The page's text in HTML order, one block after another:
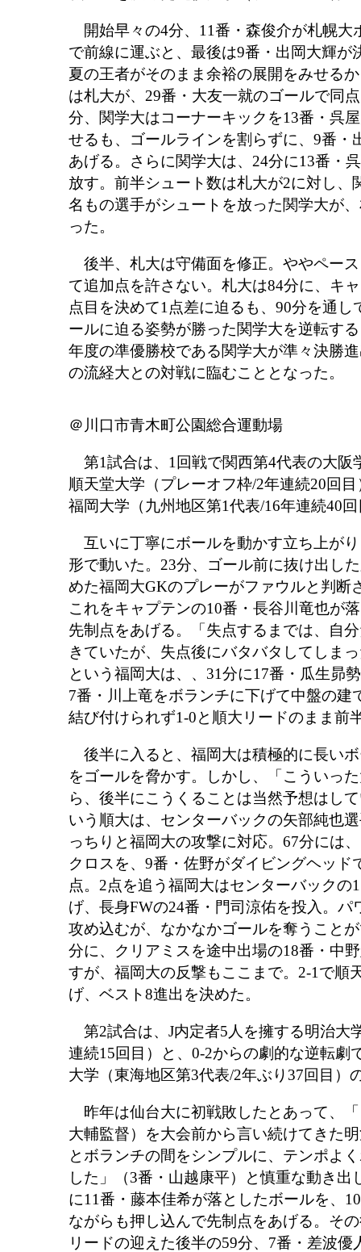
開始早々の4分、11番・森俊介が札幌大
で前線に運ぶと、最後は9番・出岡大輝が
夏の王者がそのまま余裕の展開をみせる
は札大が、29番・大友一就のゴールで同
分、関学大はコーナーキックを13番・呉
せるも、ゴールラインを割らずに、9番・
あげる。さらに関学大は、24分に13番・
放す。前半シュート数は札大が2に対し、
名もの選手がシュートを放った関学大が
った。
後半、札大は守備面を修正。ややペー
て追加点を許さない。札大は84分に、キ
点目を決めて1点差に迫るも、90分を通し
ールに迫る姿勢が勝った関学大を逆転す
年度の準優勝校である関学大が準々決勝
の流経大との対戦に臨むこととなった。
＠川口市青木町公園総合運動場
第1試合は、1回戦で関西第4代表の大阪
順天堂大学（プレーオフ枠/2年連続20回
福岡大学（九州地区第1代表/16年連続40
互いに丁寧にボールを動かす立ち上が
形で動いた。23分、ゴール前に抜け出し
めた福岡大GKのプレーがファウルと判断
これをキャプテンの10番・長谷川竜也が
先制点をあげる。「失点するまでは、自
きていたが、失点後にバタバタしてしま
という福岡大は、、31分に17番・瓜生昴
7番・川上竜をボランチに下げて中盤の建
結び付けられず1-0と順大リードのまま前
後半に入ると、福岡大は積極的に長い
をゴールを脅かす。しかし、「こういっ
ら、後半にこうくることは当然予想はし
いう順大は、センターバックの矢部純也
っちりと福岡大の攻撃に対応。67分には
クロスを、9番・佐野がダイビングヘッド
点。2点を追う福岡大はセンターバックの
げ、長身FWの24番・門司涼佑を投入。パ
攻め込むが、なかなかゴールを奪うこと
分に、クリアミスを途中出場の18番・中
すが、福岡大の反撃もここまで。2-1で順
げ、ベスト8進出を決めた。
第2試合は、J内定者5人を擁する明治大
連続15回目）と、0-2からの劇的な逆転劇
大学（東海地区第3代表/2年ぶり37回目）
昨年は仙台大に初戦敗したとあって、
大輔監督）を大会前から言い続けてきた
とボランチの間をシンプルに、テンポよ
した」（3番・山越康平）と慎重な動き出
に11番・藤本佳希が落としたボールを、
ながらも押し込んで先制点をあげる。そ
リードの迎えた後半の59分、7番・差波